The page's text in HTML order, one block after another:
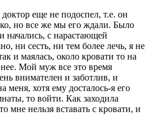
еще не подоспел, т.е. он
но все же мы его ждали. Было
начались, с нарастающей
ни сесть, ни тем более лечь, я не
и маялась, около кровати то на
нее. Мой муж все это время
внимателен и заботлив, и
меня, хотя ему досталось-я его
то войти. Как заходила
мне нельзя вставать с кровати, и